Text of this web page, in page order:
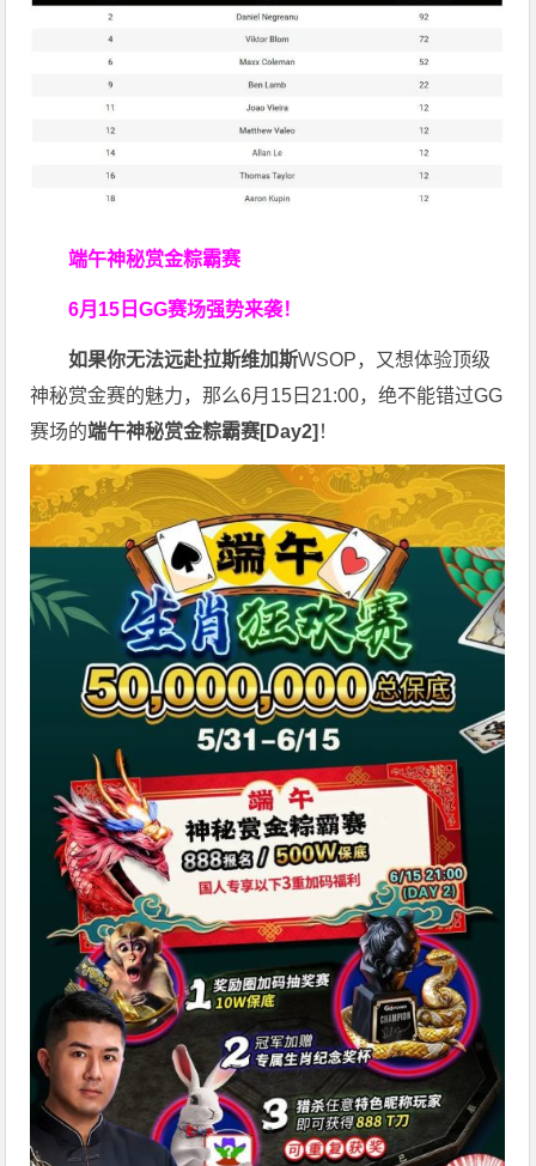
端午神秘赏金粽霸赛
6月15日GG赛场强势来袭！
如果你无法远赴拉斯维加斯WSOP，又想体验顶级
神秘赏金赛的魅力，那么6月15日21:00，绝不能错过GG
赛场的端午神秘赏金粽霸赛[Day2] ！